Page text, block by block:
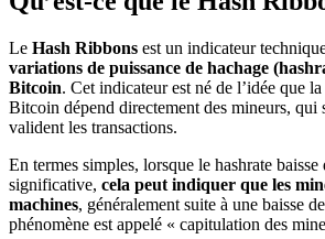
Le Hash Ribbons est un indicateur
variations de puissance de hachage
Bitcoin. Cet indicateur est né de l’idée que la
Bitcoin dépend directement des mineurs, qui
valident les transactions.
En termes simples, lorsque le hashrate baisse
significative, cela peut indiquer que les
machines, généralement suite à une baisse
phénomène est appelé « capitulation des